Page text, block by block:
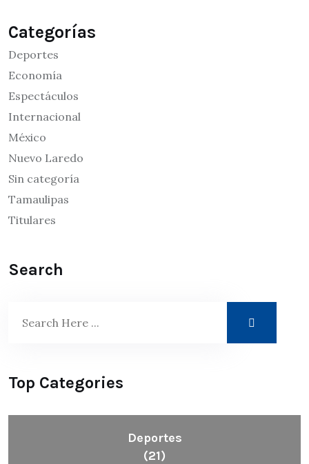
Categorías
Deportes
Economía
Espectáculos
Internacional
México
Nuevo Laredo
Sin categoría
Tamaulipas
Titulares
Search
Top Categories
Deportes
(21)